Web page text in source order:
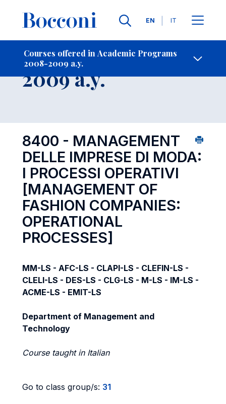
Languages
EN IT
Courses offered in Academic Programs
2008-2009 a.y.
- Contact Us
Course 2008-
2009 a.y.
8400 - MANAGEMENT
DELLE IMPRESE DI MODA:
I PROCESSI OPERATIVI
[MANAGEMENT OF
FASHION COMPANIES:
OPERATIONAL
PROCESSES]
MM-LS - AFC-LS - CLAPI-LS - CLEFIN-LS -
CLELI-LS - DES-LS - CLG-LS - M-LS - IM-LS -
ACME-LS - EMIT-LS
Department of Management and
Technology
Course taught in Italian
Go to class group/s: 31